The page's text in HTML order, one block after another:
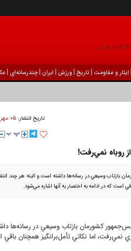
| ایثار و مقاومت |تاریخ |ورزش | ايران |چندرسانه‌ای |
تاریخ انتشار: ۰۵ مهر ۱۳۹۳ - ۲۰:۵۷
روباه نمي‌رفت!
بازتاب وسيعي در رسانه‌ها داشته است و البته هر چند
است كه در ادامه به اختصار به آنها اشاره مي‌شود.
كشورمان بازتاب وسيعي در رسانه‌ها
نمي‌رفت، اما نكاتي تأمل‌برانگيز همچنان